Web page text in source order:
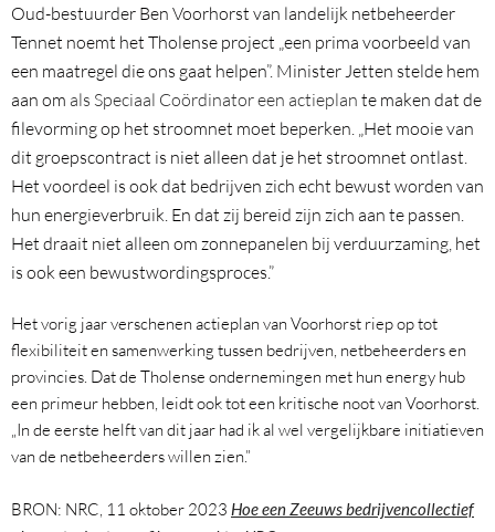
Oud-bestuurder Ben Voorhorst van landelijk netbeheerder
Tennet noemt het Tholense project „een prima voorbeeld van
een maatregel die ons gaat helpen”. Minister Jetten stelde hem
aan om als Speciaal Coördinator een actieplan te maken dat de
filevorming op het stroomnet moet beperken. „Het mooie van
dit groepscontract is niet alleen dat je het stroomnet ontlast.
Het voordeel is ook dat bedrijven zich echt bewust worden van
hun energieverbruik. En dat zij bereid zijn zich aan te passen.
Het draait niet alleen om zonnepanelen bij verduurzaming, het
is ook een bewustwordingsproces.”
Het vorig jaar verschenen actieplan van Voorhorst riep op tot
flexibiliteit en samenwerking tussen bedrijven, netbeheerders en
provincies. Dat de Tholense ondernemingen met hun energy hub
een primeur hebben, leidt ook tot een kritische noot van Voorhorst.
„In de eerste helft van dit jaar had ik al wel vergelijkbare initiatieven
van de netbeheerders willen zien.”
BRON: NRC, 11 oktober 2023 Hoe een Zeeuws bedrijvencollectief